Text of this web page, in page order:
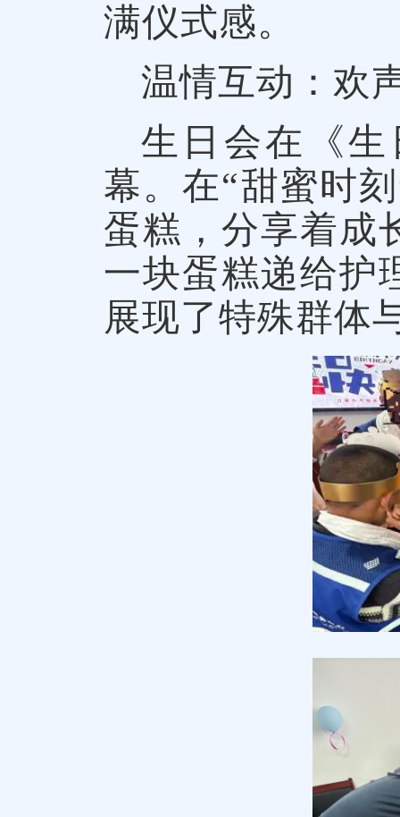
满仪式感。
温情互动：欢
生日会在《
幕。在“甜蜜时
蛋糕，分享着成
一块蛋糕递给护
展现了特殊群体